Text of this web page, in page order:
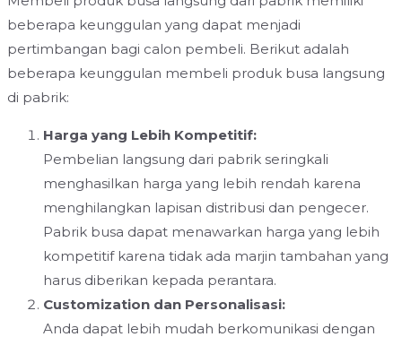
beberapa keunggulan yang dapat menjadi
pertimbangan bagi calon pembeli. Berikut adalah
beberapa keunggulan membeli produk busa langsung
di pabrik:
Harga yang Lebih Kompetitif:
Pembelian langsung dari pabrik seringkali
menghasilkan harga yang lebih rendah karena
menghilangkan lapisan distribusi dan pengecer.
Pabrik busa dapat menawarkan harga yang lebih
kompetitif karena tidak ada marjin tambahan yang
harus diberikan kepada perantara.
Customization dan Personalisasi:
Anda dapat lebih mudah berkomunikasi dengan